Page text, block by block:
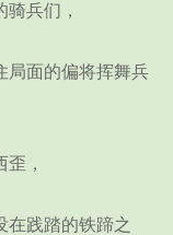
兵们，
面的偏将挥舞兵
，
践踏的铁蹄之